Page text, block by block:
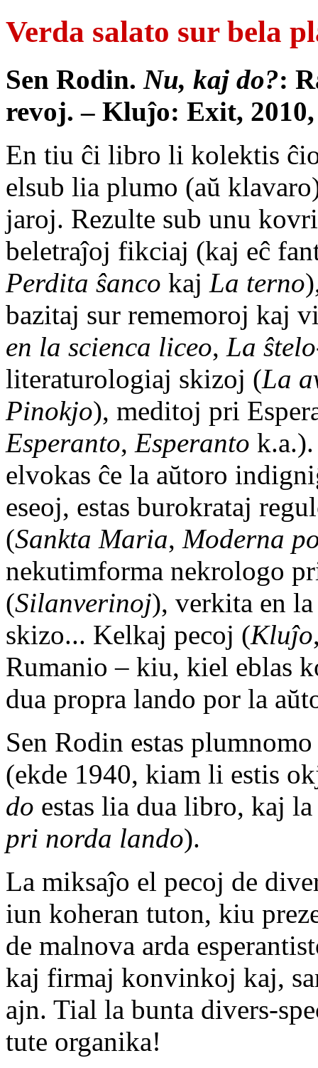
Verda salato sur bela
Sen Rodin. Nu, kaj do?:
revoj. – Kluĵo: Exit, 2010,
En tiu ĉi libro li kolektis
elsub lia plumo (aŭ
jaroj. Rezulte sub unu
beletraĵoj fikciaj (kaj eĉ
Perdita ŝanco kaj La terno
bazitaj sur rememoroj kaj
en la scienca liceo, La
literaturologiaj skizoj (La
Pinokjo), meditoj pri
Esperanto, Esperanto
elvokas ĉe la aŭtoro
eseoj, estas burokrataj
(Sankta Maria, Moderna
nekutimforma nekrologo
(Silanverinoj), verkita en
skizo... Kelkaj pecoj (Kluĵo
Rumanio – kiu, kiel eblas
dua propra lando por la
Sen Rodin estas
(ekde 1940, kiam li estis
do estas lia dua libro, kaj
pri norda lando).
La miksaĵo el pecoj de
iun koheran tuton, kiu
de malnova arda
kaj firmaj konvinkoj kaj,
ajn. Tial la bunta divers-
tute organika!